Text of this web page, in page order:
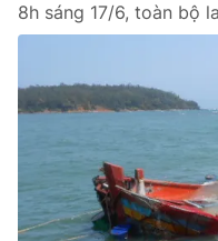
8h sáng 17/6, toàn bộ